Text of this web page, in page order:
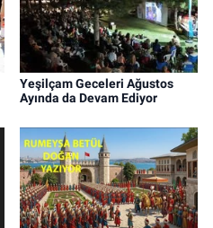
Yeşilçam Geceleri Ağustos
Ayında da Devam Ediyor